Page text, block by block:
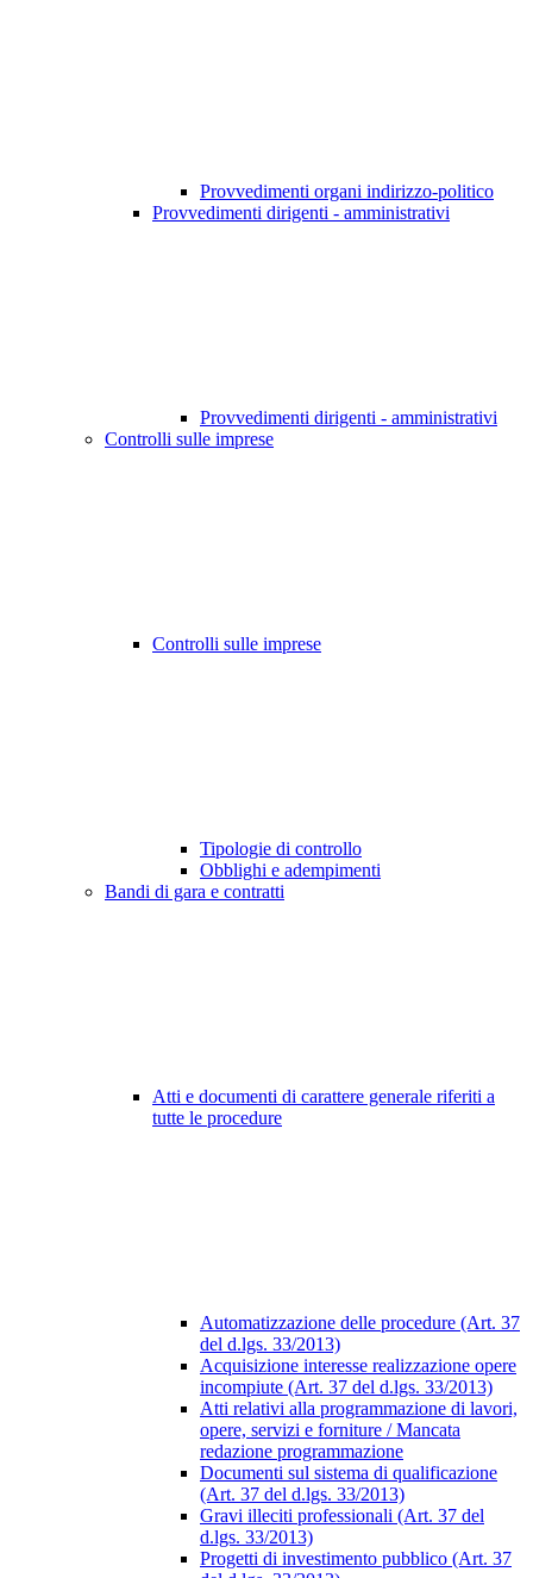
Provvedimenti organi indirizzo-politico
Provvedimenti dirigenti - amministrativi
Provvedimenti dirigenti - amministrativi
Controlli sulle imprese
Controlli sulle imprese
Tipologie di controllo
Obblighi e adempimenti
Bandi di gara e contratti
Atti e documenti di carattere generale riferiti a
tutte le procedure
Automatizzazione delle procedure (Art. 37
del d.lgs. 33/2013)
Acquisizione interesse realizzazione opere
incompiute (Art. 37 del d.lgs. 33/2013)
Atti relativi alla programmazione di lavori,
opere, servizi e forniture / Mancata
redazione programmazione
Documenti sul sistema di qualificazione
(Art. 37 del d.lgs. 33/2013)
Gravi illeciti professionali (Art. 37 del
d.lgs. 33/2013)
Progetti di investimento pubblico (Art. 37